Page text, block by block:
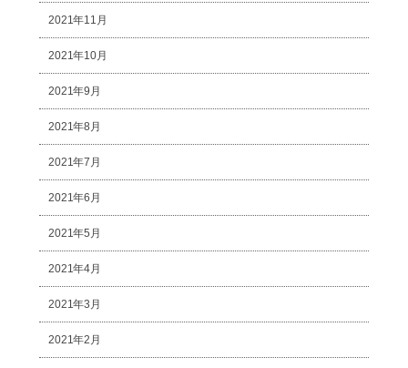
2021年11月
2021年10月
2021年9月
2021年8月
2021年7月
2021年6月
2021年5月
2021年4月
2021年3月
2021年2月